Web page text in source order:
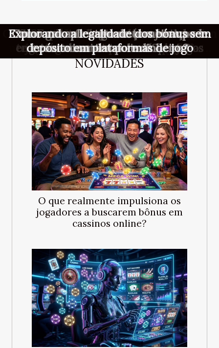
NOVIDADES
O que realmente impulsiona os
jogadores a buscarem bônus em
cassinos online?
Como a inteligência artificial está
mudando o atendimento no suporte de
cassinos online
O que muda quando um blog de jogos
decide apostar em inovação?
Como as táticas de gerenciamento de
risco redefinem a sorte nos cassinos
online
Como os jogos de azar online influenciam
as redes sociais?
Explorando a mecânica inovadora de
slots temáticos de aventura gelada
Como otimizar o uso de plataformas de
jogos interativos para educação?
Benefícios de usar ferramentas
tecnológicas em apostas desportivas
Explorando novas formas de
engajamento online através de jogos
Como a tecnologia está moldando o
futuro das apostas em eSports?
Como garantir segurança e justiça em
cassinos online?
Como um aplicativo de torneiras pode
economizar tempo e dinheiro?
Explorando a legalidade dos bónus sem
depósito em plataformas de jogo